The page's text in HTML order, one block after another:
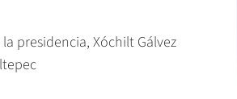
presidencia, Xóchilt Gálvez